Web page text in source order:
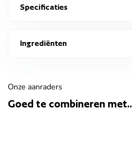
Specificaties
Ingrediënten
Onze aanraders
Goed te combineren met..